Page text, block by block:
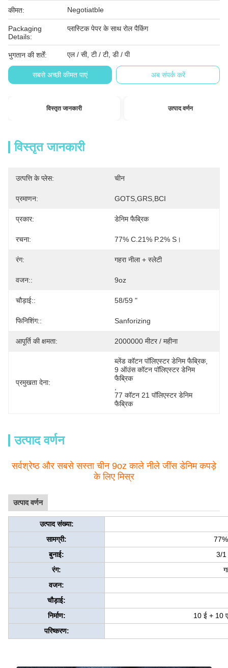
कीमत: Negotiatble
Packaging
Details:
प्लास्टिक पेपर के साथ रोल पैकिंग
भुगतान की शर्तें: एल / सी, टी / टी, डी / पी
सबसे अच्छी कीमत पाएं अब संपर्क करें
विस्तृत जानकारी उत्पाद वर्णन
विस्तृत जानकारी
उत्पत्ति के प्लेस: चीन
प्रमाणन: GOTS,GRS,BCI
प्रकार: डेनिम फैब्रिक
रचना: 77% C.21% P.2% S।
रंग: गहरा नीला + स्लेटी
वजन:: 9oz
चौड़ाई:: 58/59 "
फिनिशिंग:: Sanforizing
आपूर्ति की क्षमता: 2000000 मीटर / महीना
प्रमुखता देना:
ब्लेंड कॉटन पॉलिएस्टर डेनिम फैब्रिक,
9 ऑउंस कॉटन पॉलिएस्टर डेनिम
फैब्रिक
77 कॉटन 21 पॉलिएस्टर डेनिम
फैब्रिक
उत्पाद वर्णन
सर्वश्रेष्ठ और सबसे सस्ता चीन 9oz काले नीले जींस डेनिम कपड़े
के लिए मिस्र
उत्पाद वर्णन
उत्पाद संख्या:
सामग्री:
बुनाई:
3/1
रंग:
वजन:
चौड़ाई:
निर्माण:
10 ई + 10
परिष्करण: